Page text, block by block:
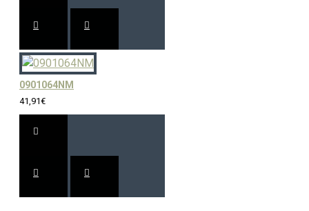
0901064NM
41,91€